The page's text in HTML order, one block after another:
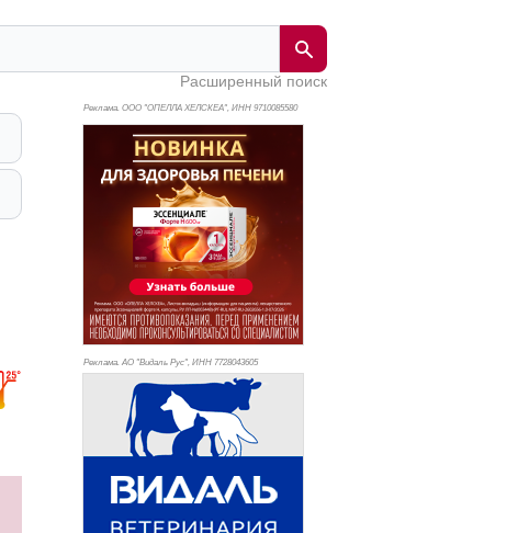
Расширенный поиск
Реклама. ООО "ОПЕЛЛА ХЕЛСКЕА", ИНН 9710085580
Реклама. АО "Видаль Рус", ИНН 7728043605